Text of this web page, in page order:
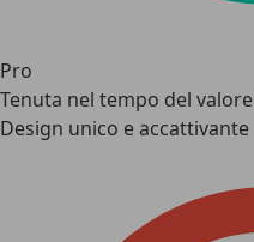
Pro
Tenuta nel tempo del valore
Design unico e accattivante